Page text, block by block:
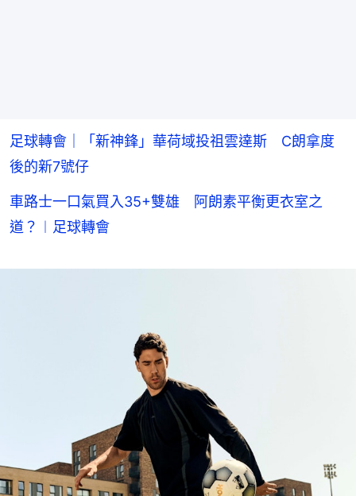
足球轉會｜「新神鋒」華荷域投祖雲達斯 C朗拿度
後的新7號仔
車路士一口氣買入35+雙雄 阿朗素平衡更衣室之
道？︱足球轉會